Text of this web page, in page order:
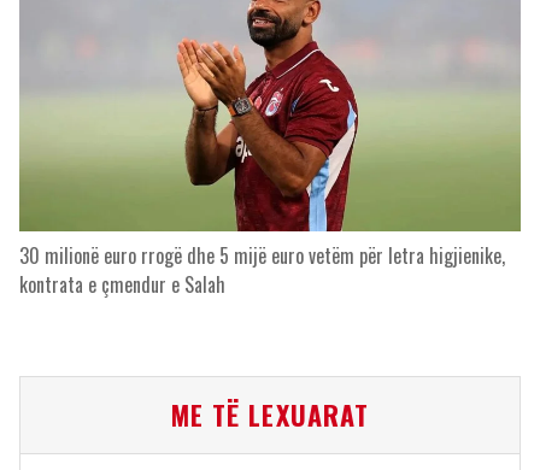
30 milionë euro rrogë dhe 5 mijë euro vetëm për letra higjienike,
kontrata e çmendur e Salah
ME TË LEXUARAT